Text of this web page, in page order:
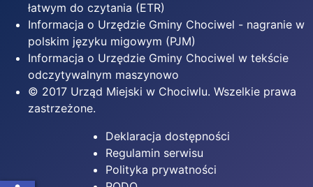
łatwym do czytania (ETR)
Informacja o Urzędzie Gminy Chociwel - nagranie w
polskim języku migowym (PJM)
Informacja o Urzędzie Gminy Chociwel w tekście
odczytywalnym maszynowo
© 2017 Urząd Miejski w Chociwlu. Wszelkie prawa
zastrzeżone.
Deklaracja dostępności
Regulamin serwisu
Polityka prywatności